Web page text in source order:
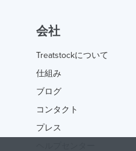
会社
Treatstockについて
仕組み
ブログ
コンタクト
プレス